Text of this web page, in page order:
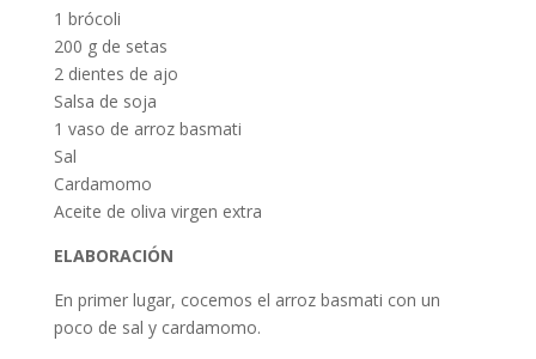
1 brócoli
200 g de setas
2 dientes de ajo
Salsa de soja
1 vaso de arroz basmati
Sal
Cardamomo
Aceite de oliva virgen extra
ELABORACIÓN
En primer lugar, cocemos el arroz basmati con un
poco de sal y cardamomo.